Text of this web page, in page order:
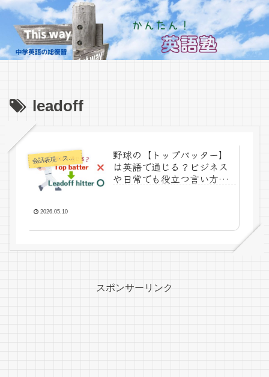
leadoff
会話表現・スラング・ことわざ
野球の【トップバッター】
は英語で通じる？ビジネス
や日常でも役立つ言い方を
2026.05.10
スポンサーリンク